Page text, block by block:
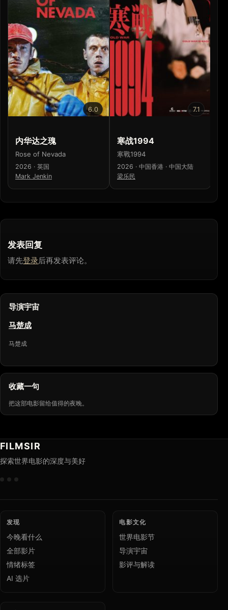
6.0
内华达之瑰
Rose of Nevada
2026 · 英国
Mark Jenkin
7.1
寒战1994
寒戰1994
2026 · 中国香港 · 中国大陆
梁乐民
发表回复
请先登录后再发表评论。
导演宇宙
马楚成
马楚成
收藏一句
把这部电影留给值得的夜晚。
FILMSIR
探索世界电影的深度与美好
发现
今晚看什么
全部影片
情绪标签
AI 选片
电影文化
世界电影节
导演宇宙
影评与解读